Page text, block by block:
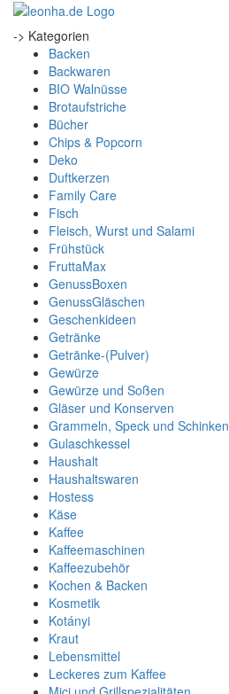
-> Kategorien
Backen
Backwaren
BIO Walnüsse
Brotaufstriche
Bücher
Chips & Popcorn
Deko
Duftkerzen
Family Care
Fisch
Fleisch, Wurst und Salami
Frühstück
FruttaMax
GenussBoxen
GenussGläschen
Geschenkideen
Getränke
Getränke-(Pulver)
Gewürze
Gewürze und Soßen
Gläser und Konserven
Grammeln, Speck und Schinken
Gulaschkessel
Haushalt
Haushaltswaren
Hostess
Käse
Kaffee
Kaffeemaschinen
Kaffeezubehör
Kochen & Backen
Kosmetik
Kotányi
Kraut
Lebensmittel
Leckeres zum Kaffee